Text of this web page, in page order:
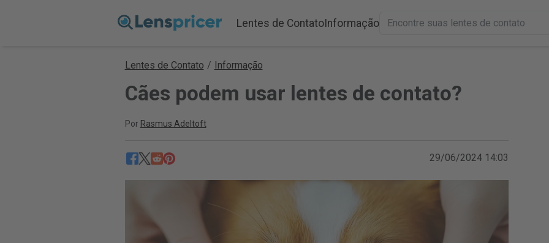
Lentes de ContatoInformação
Lentes de Contato / Informação
Cães podem usar lentes de contato?
Por Rasmus Adeltoft
29/06/2024 14:03